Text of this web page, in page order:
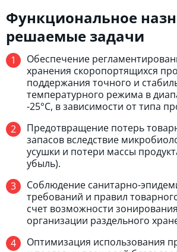
Функциональное
решаемые задачи
Обеспечение
хранения скоропортящихся
поддержания точного и
температурного режима в
-25°C, в зависимости от типа
Предотвращение потерь
запасов вследствие
усушки и потери массы
убыль).
Соблюдение санитарно-
требований и правил
счет возможности
организации раздельного
Оптимизация использования